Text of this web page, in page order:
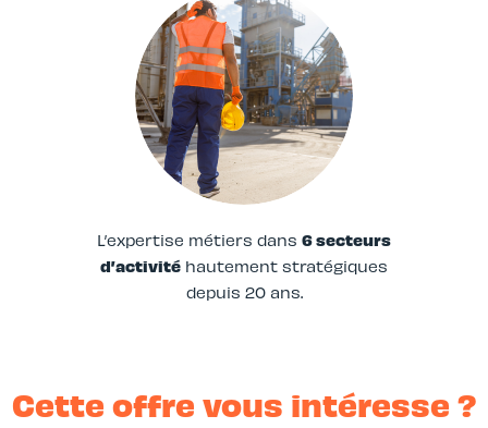
L’expertise métiers dans 6 secteurs
d’activité hautement stratégiques
depuis 20 ans.
Cette offre vous intéresse ?